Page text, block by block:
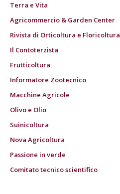
Terra e Vita
Agricommercio & Garden Center
Rivista di Orticoltura e Floricoltura
Il Contoterzista
Frutticoltura
Informatore Zootecnico
Macchine Agricole
Olivo e Olio
Suinicoltura
Nova Agricoltura
Passione in verde
Comitato tecnico scientifico